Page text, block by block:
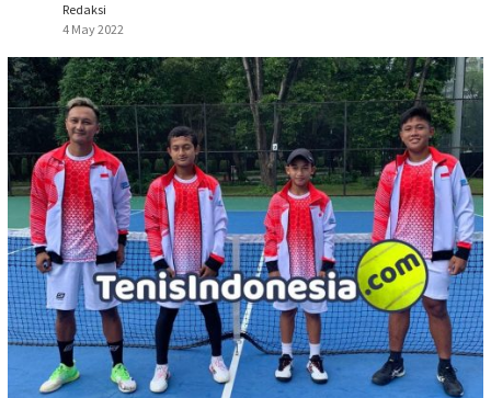
Redaksi
4 May 2022